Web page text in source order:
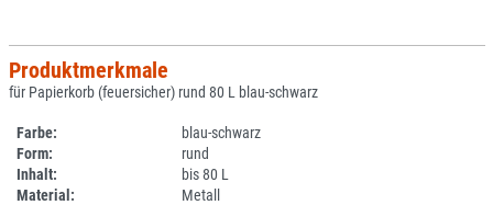
Produktmerkmale
für Papierkorb (feuersicher) rund 80 L blau-schwarz
Farbe:
blau-schwarz
Form:
rund
Inhalt:
bis 80 L
Material:
Metall